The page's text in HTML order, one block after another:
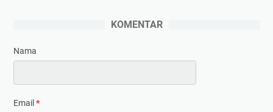
KOMENTAR
Nama
Email *